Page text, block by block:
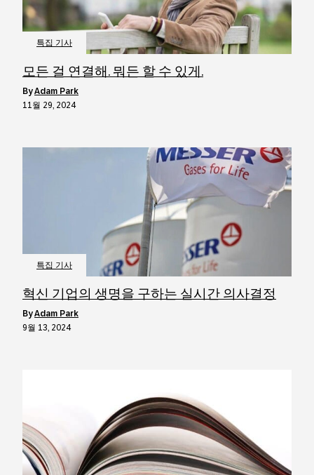
특집 기사
모든 걸 연결해. 뭐든 할 수 있게.
byAdam Park
11월 29, 2024
특집 기사
혁신 기업의 생명을 구하는 실시간 의사결정
byAdam Park
9월 13, 2024